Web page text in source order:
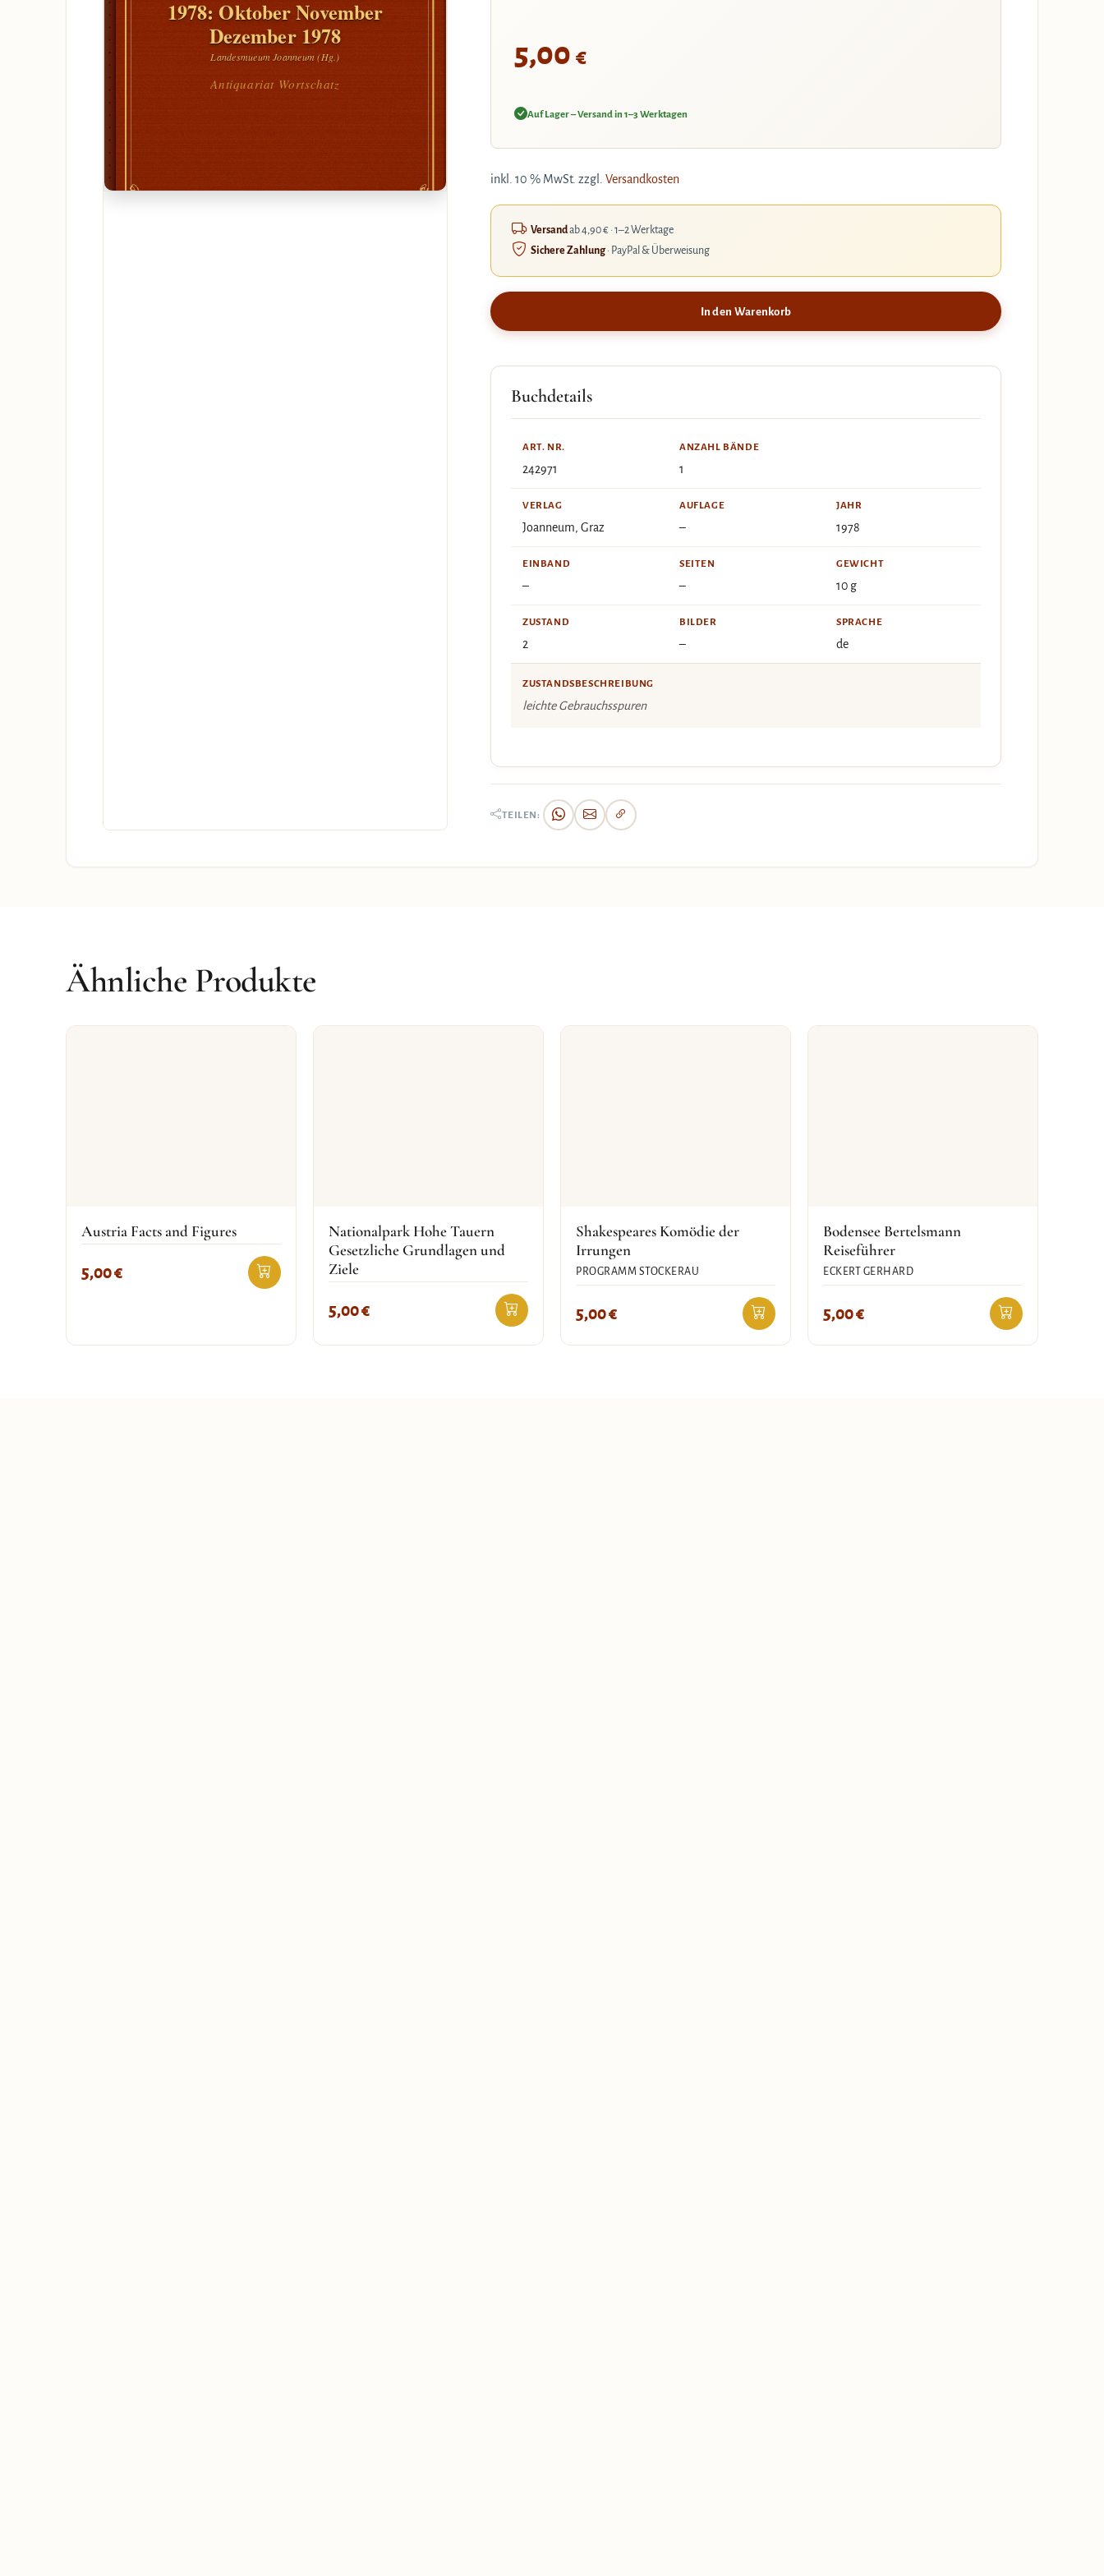
1978: Oktober November
Dezember 1978
Landesmueum Joanneum (Hg.)
Antiquariat Wortschatz
5,00 €
Auf Lager – Versand in 1–3 Werktagen
inkl. 10 % MwSt. zzgl. Versandkosten
Versandab 4,90 € · 1–2 Werktage
Sichere Zahlung· PayPal & Überweisung
In den Warenkorb
Buchdetails
ART. NR.
242971
ANZAHL BÄNDE
1
VERLAG
Joanneum, Graz
AUFLAGE
–
JAHR
1978
EINBAND
–
SEITEN
–
GEWICHT
10 g
ZUSTAND
2
BILDER
–
SPRACHE
de
ZUSTANDSBESCHREIBUNG
leichte Gebrauchsspuren
TEILEN:
Ähnliche Produkte
Austria Facts and Figures
5,00€
Nationalpark Hohe Tauern
Gesetzliche Grundlagen und
Ziele
5,00€
Shakespeares Komödie der
Irrungen
PROGRAMM STOCKERAU
5,00€
Bodensee Bertelsmann
Reiseführer
ECKERT GERHARD
5,00€